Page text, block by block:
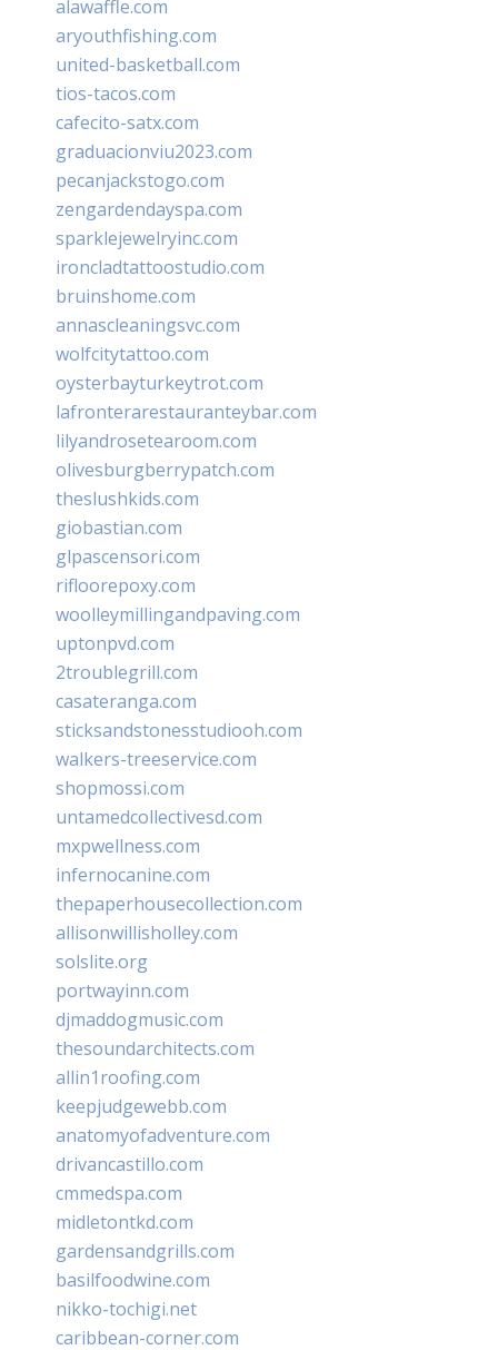
alawaffle.com
aryouthfishing.com
united-basketball.com
tios-tacos.com
cafecito-satx.com
graduacionviu2023.com
pecanjackstogo.com
zengardendayspa.com
sparklejewelryinc.com
ironcladtattoostudio.com
bruinshome.com
annascleaningsvc.com
wolfcitytattoo.com
oysterbayturkeytrot.com
lafronterarestauranteybar.com
lilyandrosetearoom.com
olivesburgberrypatch.com
theslushkids.com
giobastian.com
glpascensori.com
rifloorepoxy.com
woolleymillingandpaving.com
uptonpvd.com
2troublegrill.com
casateranga.com
sticksandstonesstudiooh.com
walkers-treeservice.com
shopmossi.com
untamedcollectivesd.com
mxpwellness.com
infernocanine.com
thepaperhousecollection.com
allisonwillisholley.com
solslite.org
portwayinn.com
djmaddogmusic.com
thesoundarchitects.com
allin1roofing.com
keepjudgewebb.com
anatomyofadventure.com
drivancastillo.com
cmmedspa.com
midletontkd.com
gardensandgrills.com
basilfoodwine.com
nikko-tochigi.net
caribbean-corner.com